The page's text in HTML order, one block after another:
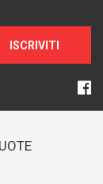
ISCRIVITI